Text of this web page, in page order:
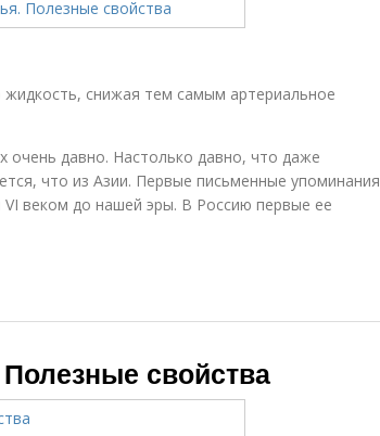
снижая тем самым артериальное
очень давно. Настолько давно, что даже
что из Азии. Первые письменные упоминания
VI веком до нашей эры. В Рос­сию первые ее
свойства